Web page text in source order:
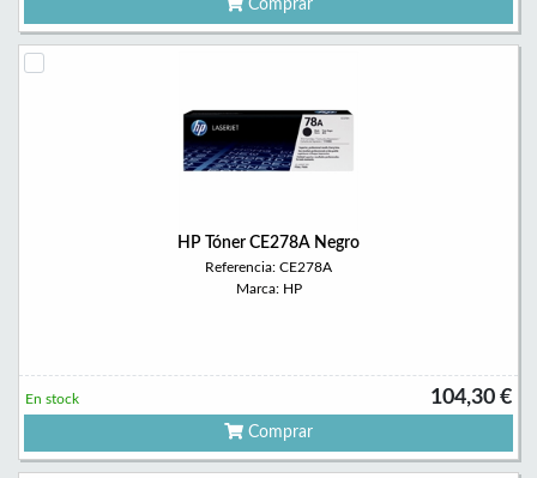
Comprar
HP Tóner CE278A Negro
Referencia: CE278A
Marca: HP
104,30 €
En stock
Comprar